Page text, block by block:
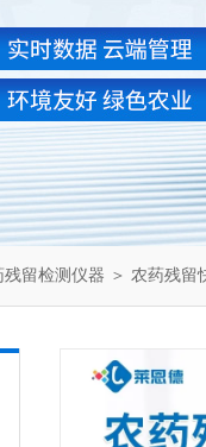
残留检测仪器 ＞ 农药残留